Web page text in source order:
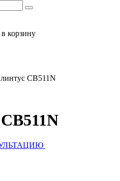
корзину
CB511N